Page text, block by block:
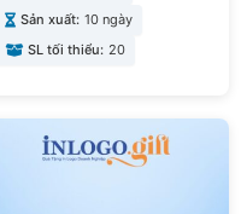
Sản xuất: 10 ngày
SL tối thiểu: 20